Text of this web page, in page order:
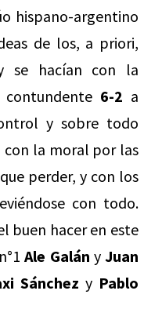
hispano-argentino
de los, a priori,
se hacían con la
6-2 a
y sobre todo
con la moral por las
perder, y con los
con todo.
buen hacer en este
Ale Galán y Juan
Sánchez y Pablo